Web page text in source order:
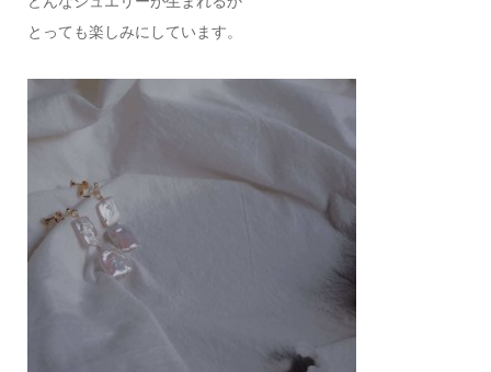
とっても楽しみにしています。